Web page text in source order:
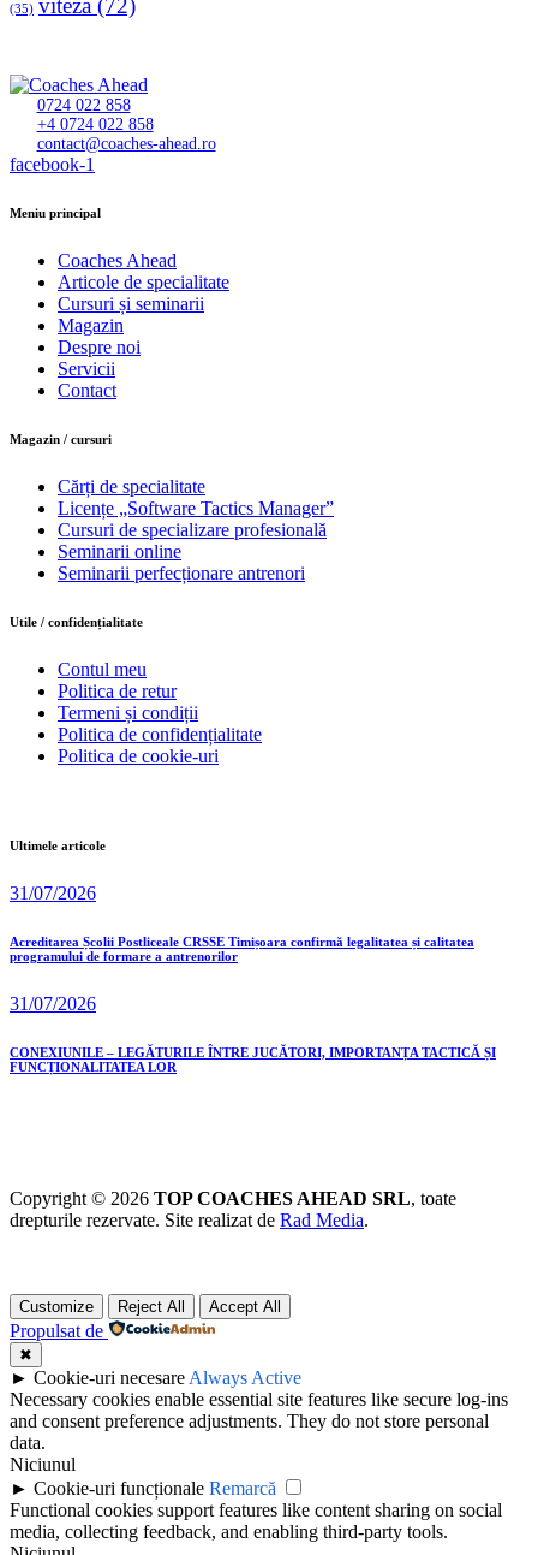
(35) viteza (72)
0724 022 858
+4 0724 022 858
contact@coaches-ahead.ro
facebook-1
Meniu principal
Coaches Ahead
Articole de specialitate
Cursuri și seminarii
Magazin
Despre noi
Servicii
Contact
Magazin / cursuri
Cărți de specialitate
Licențe „Software Tactics Manager”
Cursuri de specializare profesională
Seminarii online
Seminarii perfecționare antrenori
Utile / confidențialitate
Contul meu
Politica de retur
Termeni și condiții
Politica de confidențialitate
Politica de cookie-uri
Ultimele articole
31/07/2026
Acreditarea Școlii Postliceale CRSSE Timișoara confirmă legalitatea și calitatea
programului de formare a antrenorilor
31/07/2026
CONEXIUNILE – LEGĂTURILE ÎNTRE JUCĂTORI, IMPORTANȚA TACTICĂ ȘI
FUNCȚIONALITATEA LOR
Copyright © 2026 TOP COACHES AHEAD SRL, toate
drepturile rezervate. Site realizat de Rad Media.
Customize Reject All Accept All
Propulsat de
✖
► Cookie-uri necesare Always Active
Necessary cookies enable essential site features like secure log-ins
and consent preference adjustments. They do not store personal
data.
Niciunul
► Cookie-uri funcționale Remarcă
Functional cookies support features like content sharing on social
media, collecting feedback, and enabling third-party tools.